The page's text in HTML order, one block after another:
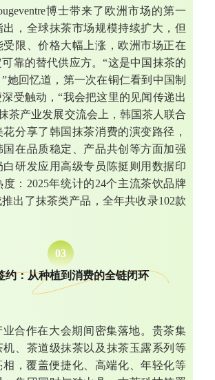
博士带来了欧洲市场的第一
，全球抹茶市场规模持续扩大，但
受限、价格大幅上涨，欧洲市场正在
靠的替代供应方。“这是中国抹茶的
她回忆道，第一次在铜仁看到中国制
受触动，“我会把这里的见闻传递出
茶产业发展交流会上，韩国茶人联合
分享了韩国抹茶消费的演变路径，
国在品质稳定、产品共创等方面加强
白研发应用高级专员陈挺则用数据印
：2025年统计的24个主流茶饮品牌
出了抹茶类产品，全年共收录102款
03
约：从种植到消费的全链闭环
业合作在大会期间密集落地。贵茶集
机、茶道级抹茶以及抹茶玉露系列等
相，覆盖便捷化、高端化、年轻化等